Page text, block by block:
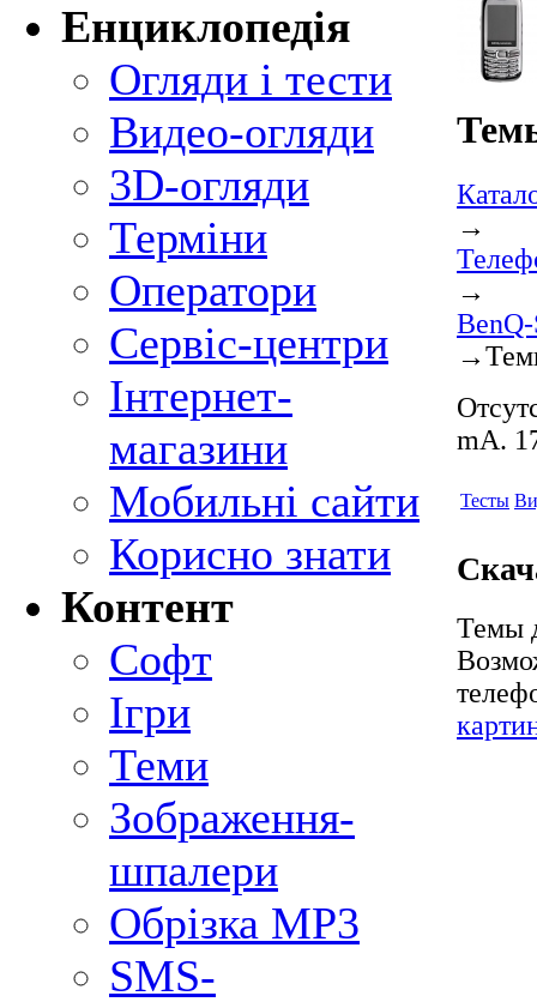
Енциклопедія
Огляди і тести
Видео-огляди
3D-огляди
Терміни
Оператори
Сервіс-центри
Інтернет-
магазини
Мобильні сайти
Корисно знати
Контент
Софт
Ігри
Теми
Зображення-
шпалери
Обрізка MP3
SMS-
→
→
→
mA.
Тесты
Темы